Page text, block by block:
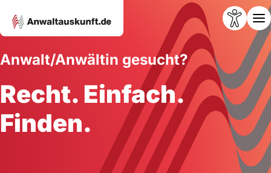
Anwalt/Anwältin gesucht?
Recht. Einfach.
Finden.